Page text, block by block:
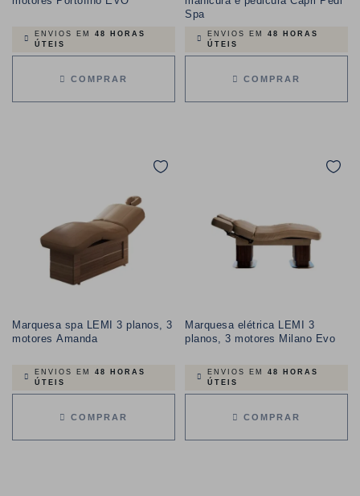
ENVIOS EM 48 HORAS
ÚTEIS
COMPRAR
Spa
ENVIOS EM 48 HORAS
ÚTEIS
COMPRAR
Marquesa spa LEMI 3 planos, 3
motores Amanda
ENVIOS EM 48 HORAS
ÚTEIS
COMPRAR
Marquesa elétrica LEMI 3
planos, 3 motores Milano Evo
ENVIOS EM 48 HORAS
ÚTEIS
COMPRAR